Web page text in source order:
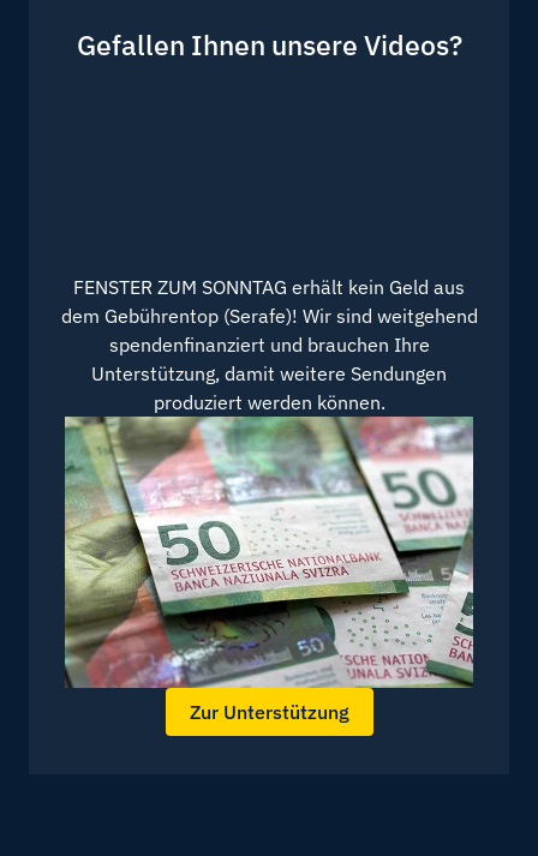
Gefallen Ihnen unsere Videos?
FENSTER ZUM SONNTAG erhält kein Geld aus
dem Gebührentop (Serafe)! Wir sind weitgehend
spendenfinanziert und brauchen Ihre
Unterstützung, damit weitere Sendungen
produziert werden können.
Zur Unterstützung